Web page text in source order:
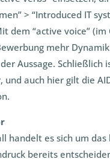
> “Introduced IT
dem “active voice” (im
mehr
Aussage. Schließlich
und auch hier gilt die
handelt es sich um
bereits